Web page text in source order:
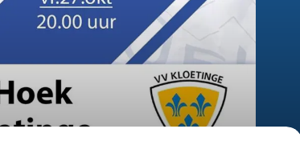
Bekijk alle foto's